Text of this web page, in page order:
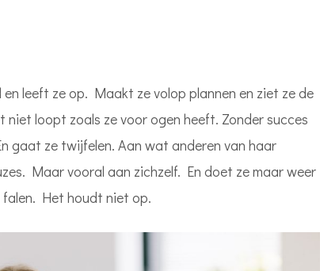
leeft ze op. Maakt ze volop plannen en ziet ze de
loopt zoals ze voor ogen heeft. Zonder succes
gaat ze twijfelen. Aan wat anderen van haar
Maar vooral aan zichzelf. En doet ze maar weer
Het houdt niet op.